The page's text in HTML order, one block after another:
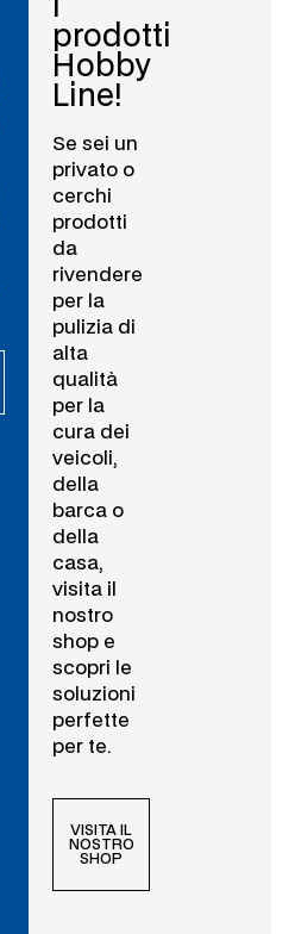
i
prodotti
Hobby
Line!
Se sei un
privato o
cerchi
prodotti
da
rivendere
per la
pulizia di
alta
qualità
per la
cura dei
veicoli,
della
barca o
della
casa,
visita il
nostro
shop e
scopri le
soluzioni
perfette
per te.
VISITA IL
NOSTRO
SHOP